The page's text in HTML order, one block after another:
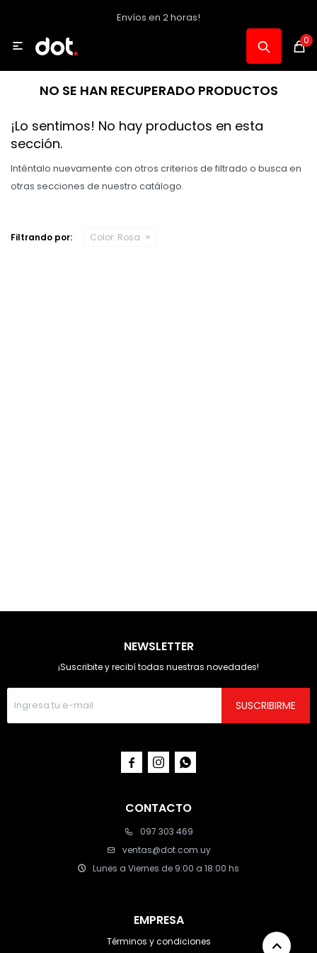
Envíos en 2 horas!
0

NO SE HAN RECUPERADO PRODUCTOS
¡Lo sentimos! No hay productos en esta
sección.
Inténtalo nuevamente con otros criterios de filtrado o busca en
otras secciones de nuestro catálogo.
Filtrando por: Color: Rosa
CONTACTO
097 303 469
ventas@dot.com.uy
Lunes a Viernes de 9:00 a 18:00 hs
EMPRESA
Términos y condiciones
NEWSLETTER
¡Suscribite y recibí todas nuestras novedades!
SUSCRIBIRME
  
Celulares, Relojes y Tablets